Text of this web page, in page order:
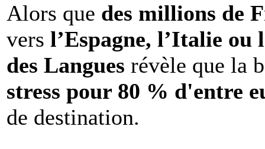
Alors que des millions de
vers l’Espagne, l’Italie ou
des Langues révèle que la
stress pour 80 % d'entre
de destination.